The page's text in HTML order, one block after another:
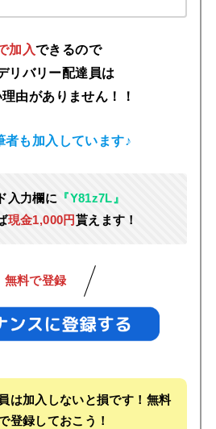
加入できるので
リバリー配達員は
由がありません！！
者も加入しています♪
入力欄に 『Y81z7L』
現金1,000円貰えます！
無料で登録
は加入しないと損です！無料
登録しておこう！